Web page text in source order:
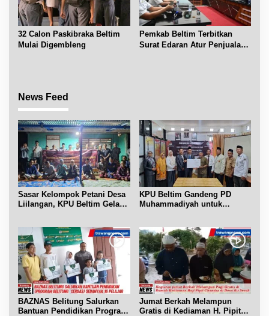
32 Calon Paskibraka Beltim
Mulai Digembleng
Pemkab Beltim Terbitkan
Surat Edaran Atur Penjualan
News Feed
Sasar Kelompok Petani Desa
Liilangan, KPU Beltim Gelar
KPU Beltim Gandeng PD
Muhammadiyah untuk
BAZNAS Belitung Salurkan
Bantuan Pendidikan Program
Jumat Berkah Melampun
Gratis di Kediaman H. Pipit